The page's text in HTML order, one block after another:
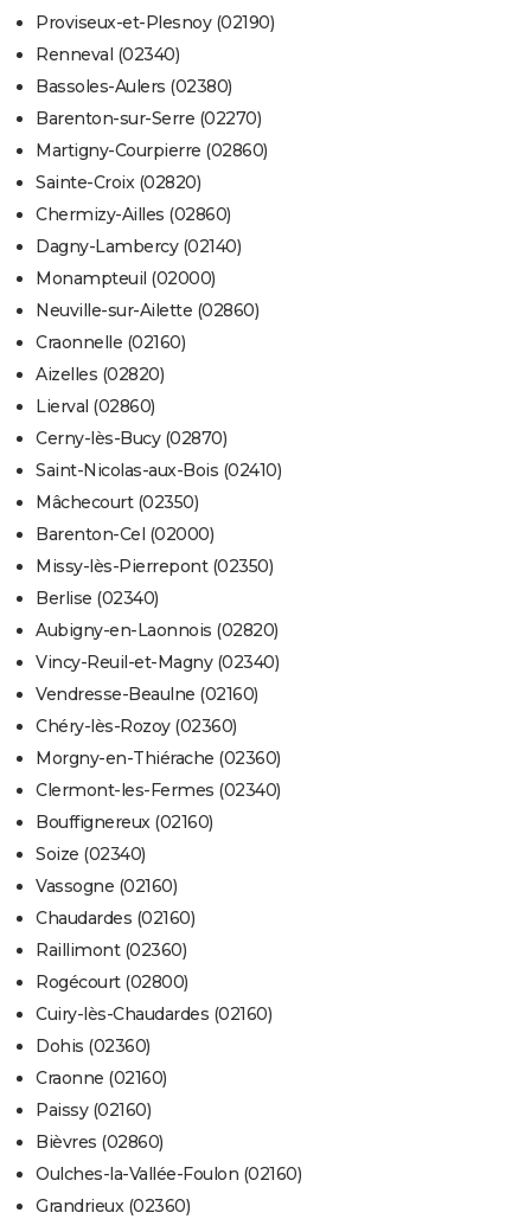
Proviseux-et-Plesnoy (02190)
Renneval (02340)
Bassoles-Aulers (02380)
Barenton-sur-Serre (02270)
Martigny-Courpierre (02860)
Sainte-Croix (02820)
Chermizy-Ailles (02860)
Dagny-Lambercy (02140)
Monampteuil (02000)
Neuville-sur-Ailette (02860)
Craonnelle (02160)
Aizelles (02820)
Lierval (02860)
Cerny-lès-Bucy (02870)
Saint-Nicolas-aux-Bois (02410)
Mâchecourt (02350)
Barenton-Cel (02000)
Missy-lès-Pierrepont (02350)
Berlise (02340)
Aubigny-en-Laonnois (02820)
Vincy-Reuil-et-Magny (02340)
Vendresse-Beaulne (02160)
Chéry-lès-Rozoy (02360)
Morgny-en-Thiérache (02360)
Clermont-les-Fermes (02340)
Bouffignereux (02160)
Soize (02340)
Vassogne (02160)
Chaudardes (02160)
Raillimont (02360)
Rogécourt (02800)
Cuiry-lès-Chaudardes (02160)
Dohis (02360)
Craonne (02160)
Paissy (02160)
Bièvres (02860)
Oulches-la-Vallée-Foulon (02160)
Grandrieux (02360)